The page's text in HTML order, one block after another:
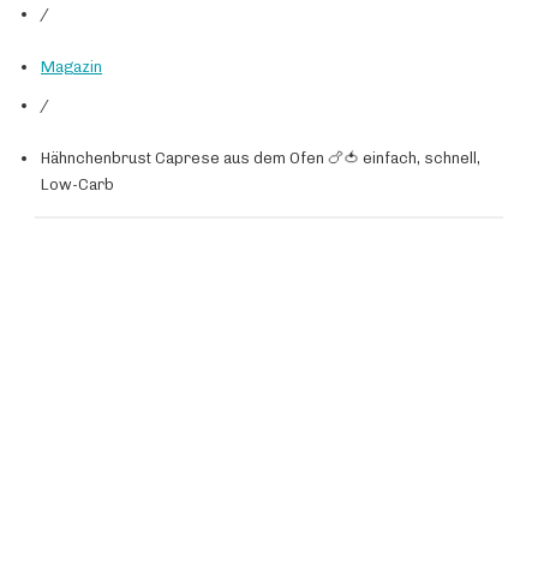
/
Magazin
/
Hähnchenbrust Caprese aus dem Ofen 🍗🍅 einfach, schnell,
Low-Carb